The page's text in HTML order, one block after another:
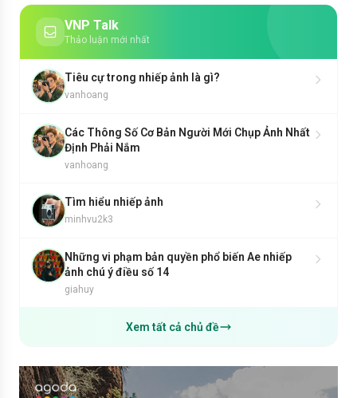
VNP Talk
Thảo luận mới nhất
Tiêu cự trong nhiếp ảnh là gì?
vanhoang
Các Thông Số Cơ Bản Người Mới Chụp Ảnh Nhất
Định Phải Nắm
vanhoang
Tìm hiểu nhiếp ảnh
minhvu2k3
Những vi phạm bản quyền phổ biến Ae nhiếp
ảnh chú ý điều số 14
giahuy
Xem tất cả chủ đề